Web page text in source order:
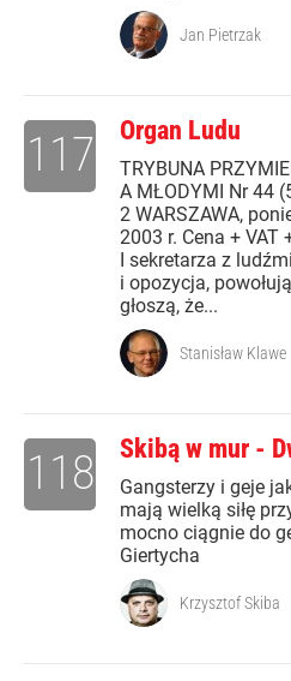
Jan Pietrzak
Organ Ludu
TRYBUNA
A MŁODYMI Nr 44
2 WARSZAWA,
2003 r. Cena + VAT
I sekretarza z
i opozycja,
głoszą, że...
117
Stanisław Klawe
Skibą w mur -
Gangsterzy i geje
mają wielką siłę
mocno ciągnie do
Giertycha
118
Krzysztof Skiba